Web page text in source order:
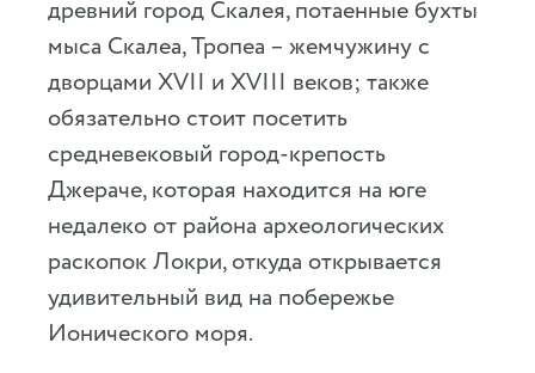
древний город Скалея, потаенные бухты
мыса Скалеа, Тропеа – жемчужину с
дворцами XVII и XVIII веков; также
обязательно стоит посетить
средневековый город-крепость
Джераче, которая находится на юге
недалеко от района археологических
раскопок Локри, откуда открывается
удивительный вид на побережье
Ионического моря.